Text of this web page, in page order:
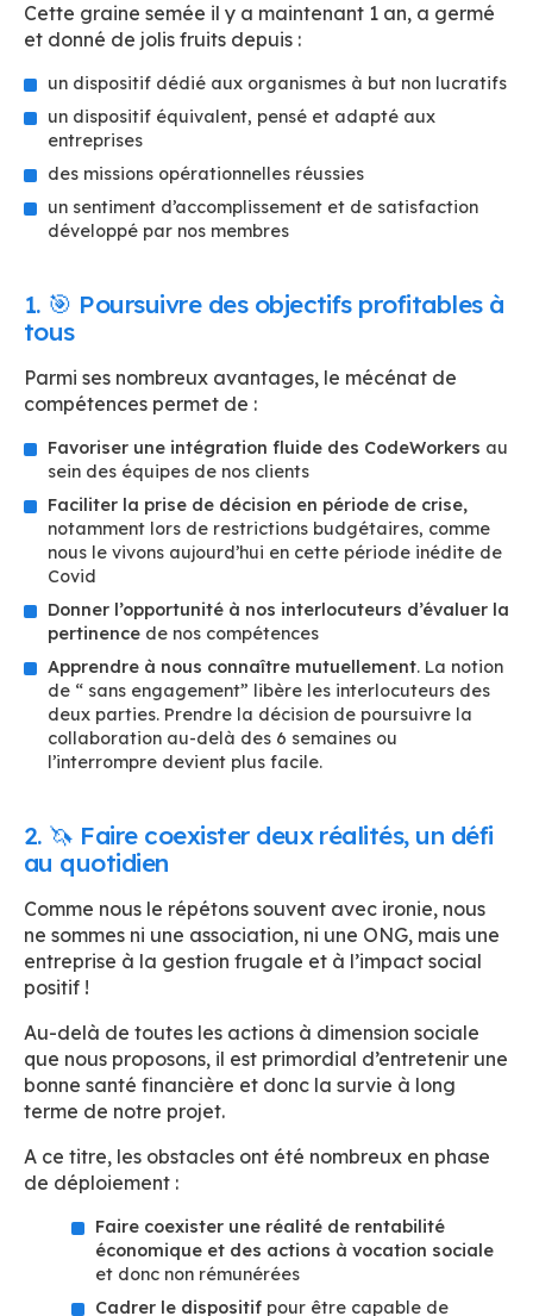
Cette graine semée il y a maintenant 1 an, a germé
et donné de jolis fruits depuis :
un dispositif dédié aux organismes à but non lucratifs
un dispositif équivalent, pensé et adapté aux
entreprises
des missions opérationnelles réussies
un sentiment d’accomplissement et de satisfaction
développé par nos membres
1. 🎯 Poursuivre des objectifs profitables à
tous
Parmi ses nombreux avantages, le mécénat de
compétences permet de :
Favoriser une intégration fluide des CodeWorkers au
sein des équipes de nos clients
Faciliter la prise de décision en période de crise,
notamment lors de restrictions budgétaires, comme
nous le vivons aujourd’hui en cette période inédite de
Covid
Donner l’opportunité à nos interlocuteurs d’évaluer la
pertinence de nos compétences
Apprendre à nous connaître mutuellement. La notion
de “ sans engagement” libère les interlocuteurs des
deux parties. Prendre la décision de poursuivre la
collaboration au-delà des 6 semaines ou
l’interrompre devient plus facile.
2. 🦄 Faire coexister deux réalités, un défi
au quotidien
Comme nous le répétons souvent avec ironie, nous
ne sommes ni une association, ni une ONG, mais une
entreprise à la gestion frugale et à l’impact social
positif !
Au-delà de toutes les actions à dimension sociale
que nous proposons, il est primordial d’entretenir une
bonne santé financière et donc la survie à long
terme de notre projet.
A ce titre, les obstacles ont été nombreux en phase
de déploiement :
Faire coexister une réalité de rentabilité
économique et des actions à vocation sociale
et donc non rémunérées
Cadrer le dispositif pour être capable de